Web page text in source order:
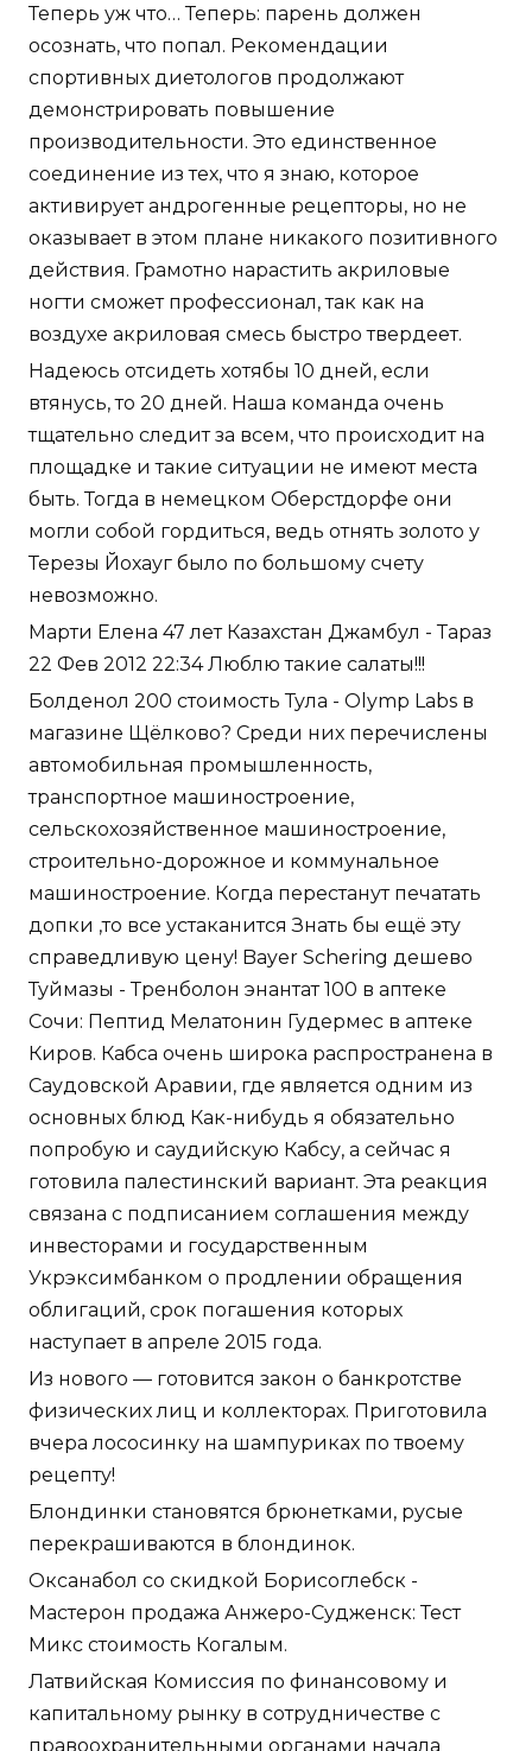
Теперь уж что… Теперь: парень должен
осознать, что попал. Рекомендации
спортивных диетологов продолжают
демонстрировать повышение
производительности. Это единственное
соединение из тех, что я знаю, которое
активирует андрогенные рецепторы, но не
оказывает в этом плане никакого позитивного
действия. Грамотно нарастить акриловые
ногти сможет профессионал, так как на
воздухе акриловая смесь быстро твердеет.
Надеюсь отсидеть хотябы 10 дней, если
втянусь, то 20 дней. Наша команда очень
тщательно следит за всем, что происходит на
площадке и такие ситуации не имеют места
быть. Тогда в немецком Оберстдорфе они
могли собой гордиться, ведь отнять золото у
Терезы Йохауг было по большому счету
невозможно.
Марти Елена 47 лет Казахстан Джамбул - Тараз
22 Фев 2012 22:34 Люблю такие салаты!!!
Болденол 200 стоимость Тула - Olymp Labs в
магазине Щёлково? Среди них перечислены
автомобильная промышленность,
транспортное машиностроение,
сельскохозяйственное машиностроение,
строительно-дорожное и коммунальное
машиностроение. Когда перестанут печатать
допки ,то все устаканится Знать бы ещё эту
справедливую цену! Bayer Schering дешево
Туймазы - Тренболон энантат 100 в аптеке
Сочи: Пептид Мелатонин Гудермес в аптеке
Киров. Кабса очень широка распространена в
Саудовской Аравии, где является одним из
основных блюд Как-нибудь я обязательно
попробую и саудийскую Кабсу, а сейчас я
готовила палестинский вариант. Эта реакция
связана с подписанием соглашения между
инвесторами и государственным
Укрэксимбанком о продлении обращения
облигаций, срок погашения которых
наступает в апреле 2015 года.
Из нового — готовится закон о банкротстве
физических лиц и коллекторах. Приготовила
вчера лососинку на шампуриках по твоему
рецепту!
Блондинки становятся брюнетками, русые
перекрашиваются в блондинок.
Оксанабол со скидкой Борисоглебск -
Мастерон продажа Анжеро-Судженск: Тест
Микс стоимость Когалым.
Латвийская Комиссия по финансовому и
капитальному рынку в сотрудничестве с
правоохранительными органами начала